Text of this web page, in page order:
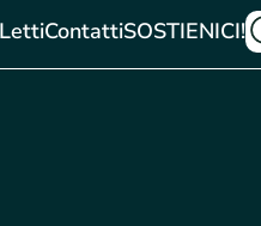
ContattiSOSTIENICI!